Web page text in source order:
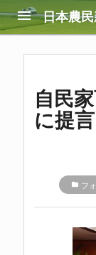
menu 日本農
自民
に提
folder フ